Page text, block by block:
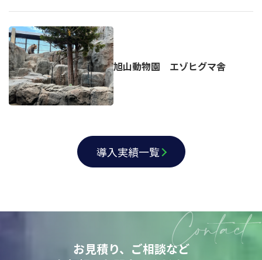
旭山動物園 エゾヒグマ舎
導入実績一覧
お見積り、ご相談など